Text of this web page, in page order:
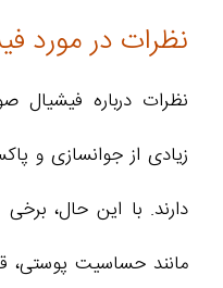
نظرات در مورد
نظرات درباره فیشیال
زیادی از جوانسازی و
دارند. با این حال، برخی
مانند حساسیت پوستی،